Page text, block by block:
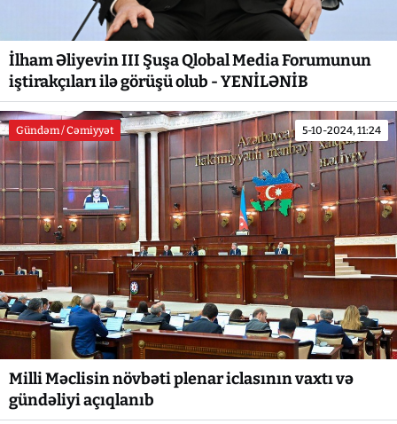
İlham Əliyevin III Şuşa Qlobal Media Forumunun
iştirakçıları ilə görüşü olub - YENİLƏNİB
Gündəm / Cəmiyyət 5-10-2024, 11:24
Milli Məclisin növbəti plenar iclasının vaxtı və
gündəliyi açıqlanıb